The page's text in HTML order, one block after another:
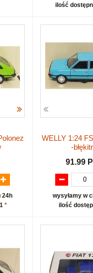
ilość
24h
*
WELLY 1:24
-
91.99
wysyłamy w
ilość